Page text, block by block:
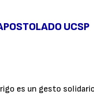
UCSP
es un gesto